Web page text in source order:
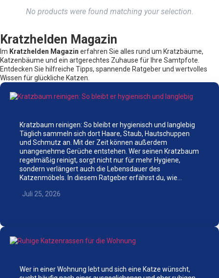
No products were found matching your selection.
Kratzhelden Magazin
Im Kratzhelden Magazin erfahren Sie alles rund um Kratzbäume,
Katzenbäume und ein artgerechtes Zuhause für Ihre Samtpfote.
Entdecken Sie hilfreiche Tipps, spannende Ratgeber und wertvolles
Wissen für glückliche Katzen.
Kratzbaum reinigen: So bleibt er hygienisch und langlebig
Täglich sammeln sich dort Haare, Staub, Hautschuppen
und Schmutz an. Mit der Zeit können außerdem
unangenehme Gerüche entstehen. Wer seinen Kratzbaum
regelmäßig reinigt, sorgt nicht nur für mehr Hygiene,
sondern verlängert auch die Lebensdauer des
Katzenmöbels. In diesem Ratgeber erfährst du, wie…
Juli 25, 2026
Wer in einer Wohnung lebt und sich eine Katze wünscht,